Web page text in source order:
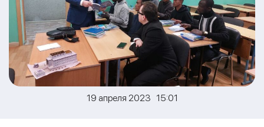
19 апреля 2023 15:01